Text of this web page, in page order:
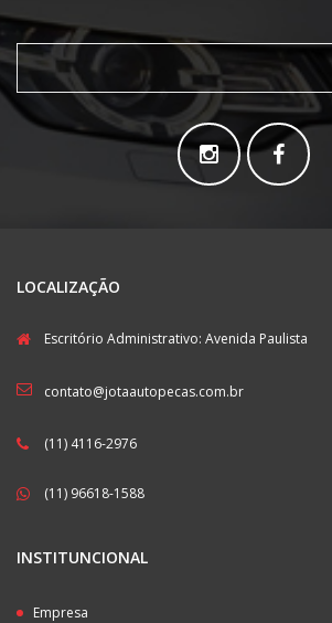
LOCALIZAÇÃO
Escritório Administrativo: Avenida Paulista
contato@jotaautopecas.com.br
(11) 4116-2976
(11) 96618-1588
INSTITUNCIONAL
Empresa